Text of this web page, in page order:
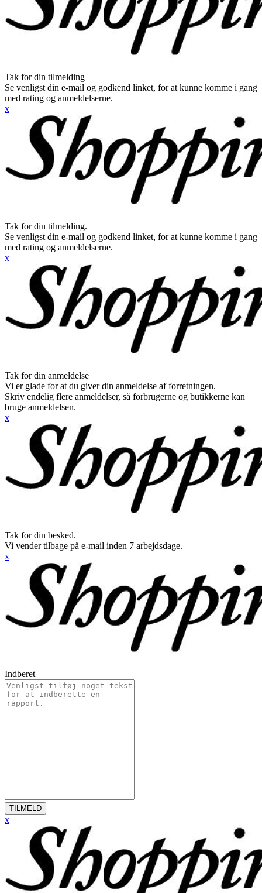
Tak for din tilmelding
Se venligst din e-mail og godkend linket, for at kunne komme i gang
med rating og anmeldelserne.
x
Tak for din tilmelding.
Se venligst din e-mail og godkend linket, for at kunne komme i gang
med rating og anmeldelserne.
x
Tak for din anmeldelse
Vi er glade for at du giver din anmeldelse af forretningen.
Skriv endelig flere anmeldelser, så forbrugerne og butikkerne kan
bruge anmeldelsen.
x
Tak for din besked.
Vi vender tilbage på e-mail inden 7 arbejdsdage.
x
Indberet
TILMELD
x